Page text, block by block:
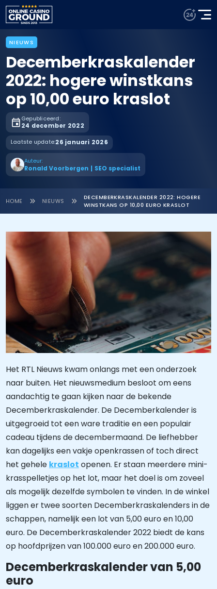
NIEUWS
Decemberkraskalender
2022: hogere winstkans
op 10,00 euro kraslot
Gepubliceerd:
24 december 2022
Laatste update:26 januari 2026
Auteur:
Ronald Voorbergen | SEO specialist
HOME NIEUWS
DECEMBERKRASKALENDER 2022: HOGERE
WINSTKANS OP 10,00 EURO KRASLOT
Het RTL Nieuws kwam onlangs met een onderzoek
naar buiten. Het nieuwsmedium besloot om eens
aandachtig te gaan kijken naar de bekende
Decemberkraskalender. De Decemberkalender is
uitgegroeid tot een ware traditie en een populair
cadeau tijdens de decembermaand. De liefhebber
kan dagelijks een vakje openkrassen of toch direct
het gehele kraslot openen. Er staan meerdere mini-
krasspelletjes op het lot, maar het doel is om zoveel
als mogelijk dezelfde symbolen te vinden. In de winkel
liggen er twee soorten Decemberkraskalenders in de
schappen, namelijk een lot van 5,00 euro en 10,00
euro. De Decemberkraskalender 2022 biedt de kans
op hoofdprijzen van 100.000 euro en 200.000 euro.
Decemberkraskalender van 5,00
euro